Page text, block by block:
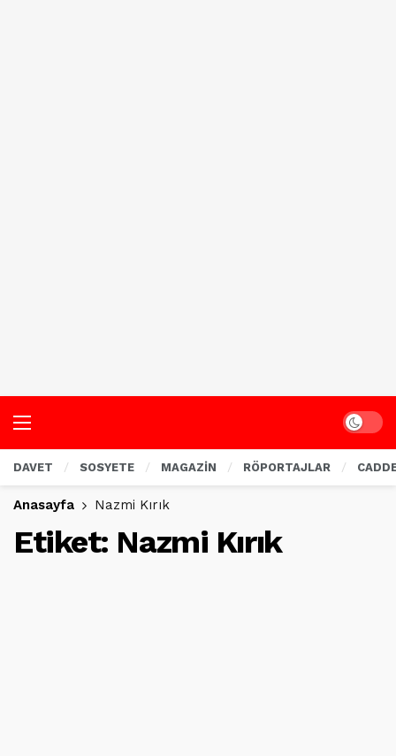
Dark
DAVET SOSYETE MAGAZİN RÖPORTAJLAR
Anasayfa Nazmi Kırık
Etiket: Nazmi Kırık